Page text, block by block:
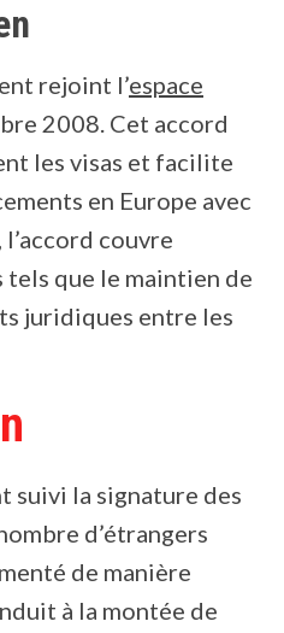
rejoint l’espace
2008. Cet accord
les visas et facilite
en Europe avec
couvre
tels que le maintien de
juridiques entre les
suivi la signature des
d’étrangers
de manière
à la montée de